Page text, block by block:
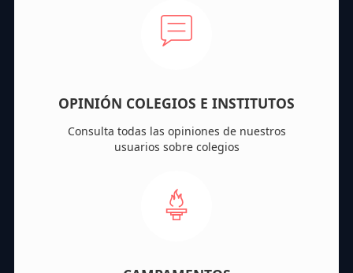
OPINIÓN COLEGIOS E INSTITUTOS
Consulta todas las opiniones de nuestros
usuarios sobre colegios